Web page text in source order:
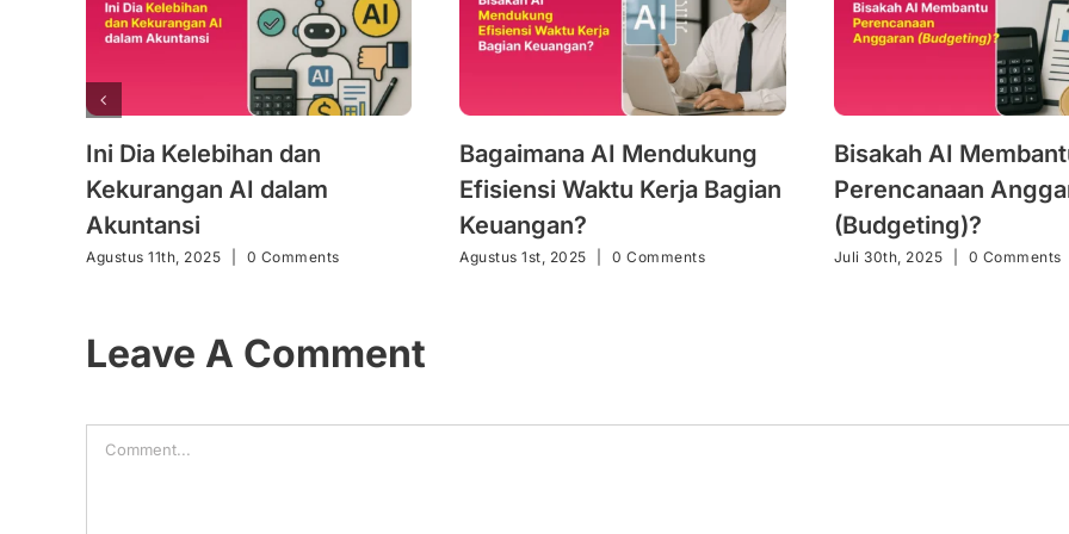
Ini Dia Kelebihan dan
Kekurangan AI dalam
Akuntansi
Agustus 11th, 2025 0 Comments
Bagaimana AI Mendukung
Efisiensi Waktu Kerja Bagian
Keuangan?
Agustus 1st, 2025 0 Comments
Bisakah AI
Perencanaan
(Budgeting)?
Juli 30th, 2025 0 Comments
Leave A Comment